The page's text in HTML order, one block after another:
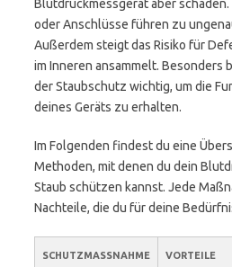
Blutdruckmessgerät aber
oder Anschlüsse führen zu
Außerdem steigt das Risiko für
im Inneren ansammelt. Besonders
der Staubschutz wichtig, um die
deines Geräts zu erhalten.
Im Folgenden findest du eine
Methoden, mit denen du dein
Staub schützen kannst. Jede
Nachteile, die du für deine
SCHUTZMASSNAHME VORTEILE